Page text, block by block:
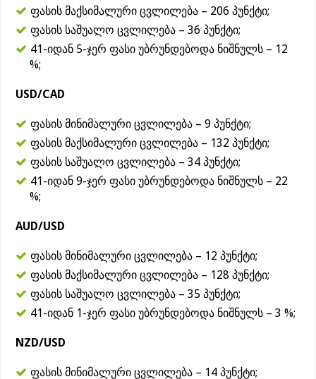
ფასის მაქსიმალური ცვლილება – 206 პუნქტი;
ფასის საშუალო ცვლილება – 36 პუნქტი;
41-იდან 5-ჯერ ფასი უბრუნდებოდა ნიშნულს – 12
%;
USD/CAD
ფასის მინიმალური ცვლილება – 9 პუნქტი;
ფასის მაქსიმალური ცვლილება – 132 პუნქტი;
ფასის საშუალო ცვლილება – 34 პუნქტი;
41-იდან 9-ჯერ ფასი უბრუნდებოდა ნიშნულს – 22
%;
AUD/USD
ფასის მინიმალური ცვლილება – 12 პუნქტი;
ფასის მაქსიმალური ცვლილება – 128 პუნქტი;
ფასის საშუალო ცვლილება – 35 პუნქტი;
41-იდან 1-ჯერ ფასი უბრუნდებოდა ნიშნულს – 3 %;
NZD/USD
ფასის მინიმალური ცვლილება – 14 პუნქტი;